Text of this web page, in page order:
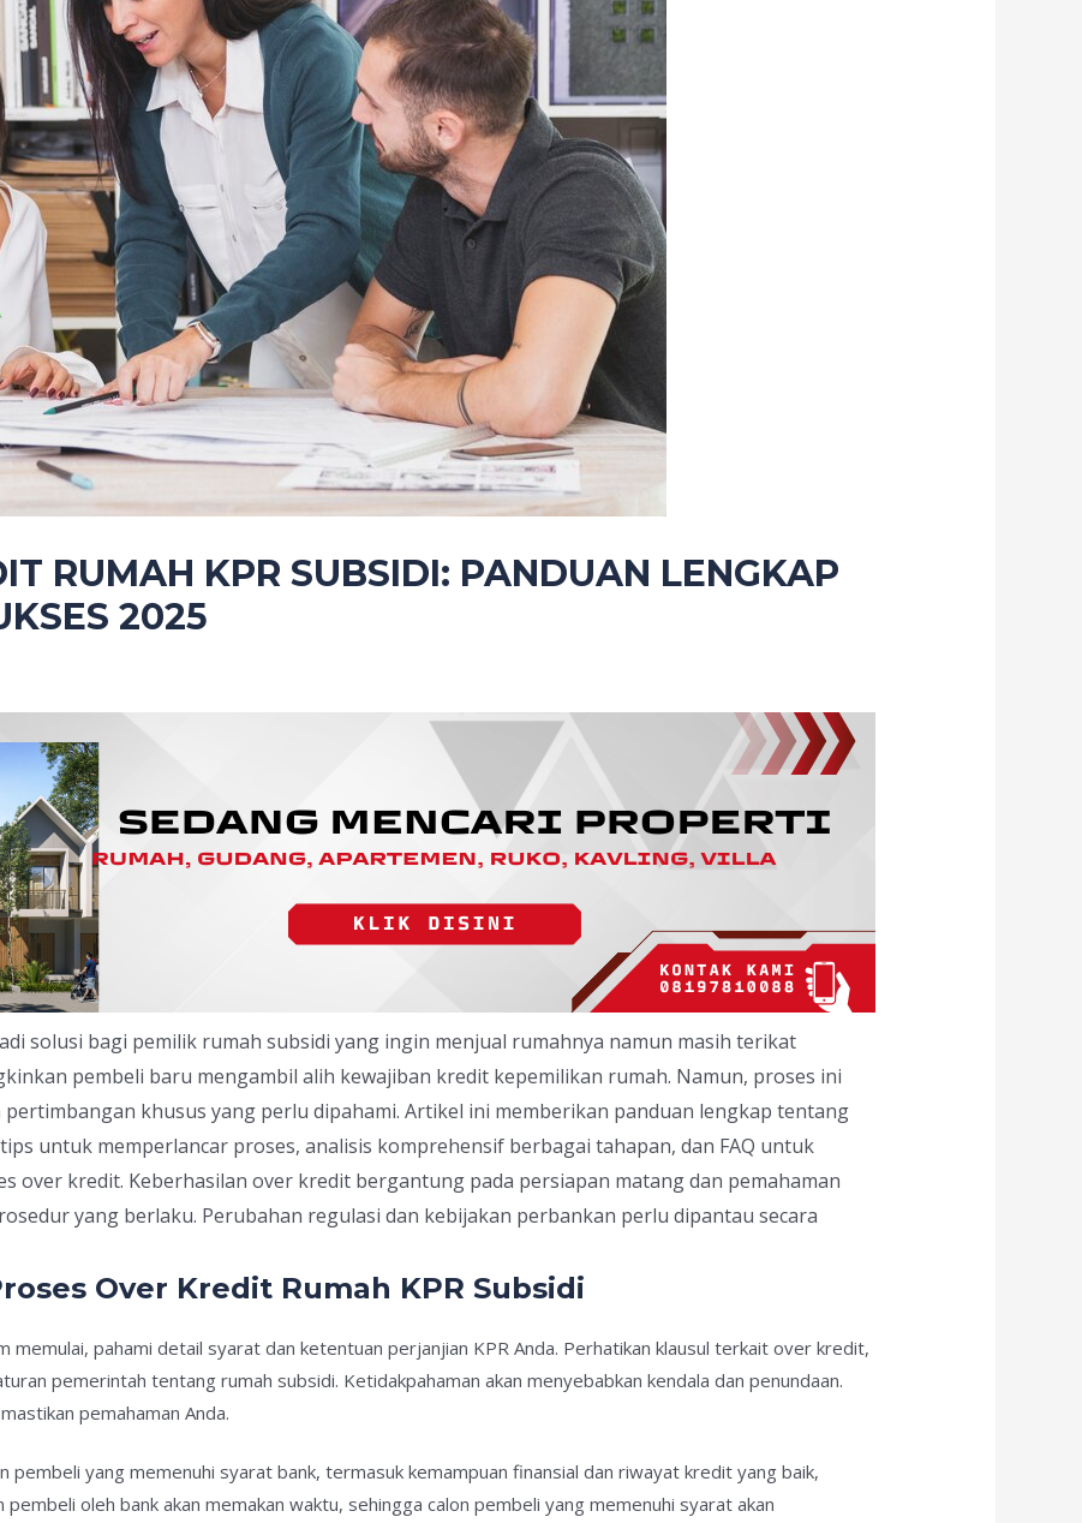
RUMAH KPR SUBSIDI: PANDUAN LENGKAP
2025
solusi bagi pemilik rumah subsidi yang ingin menjual rumahnya namun masih terikat
pembeli baru mengambil alih kewajiban kredit kepemilikan rumah. Namun, proses ini
khusus yang perlu dipahami. Artikel ini memberikan panduan lengkap tentang
untuk memperlancar proses, analisis komprehensif berbagai tahapan, dan FAQ untuk
over kredit. Keberhasilan over kredit bergantung pada persiapan matang dan pemahaman
yang berlaku. Perubahan regulasi dan kebijakan perbankan perlu dipantau secara
Over Kredit Rumah KPR Subsidi
memulai, pahami detail syarat dan ketentuan perjanjian KPR Anda. Perhatikan klausul terkait over kredit,
pemerintah tentang rumah subsidi. Ketidakpahaman akan menyebabkan kendala dan penundaan.
pemahaman Anda.
pembeli yang memenuhi syarat bank, termasuk kemampuan finansial dan riwayat kredit yang baik,
oleh bank akan memakan waktu, sehingga calon pembeli yang memenuhi syarat akan